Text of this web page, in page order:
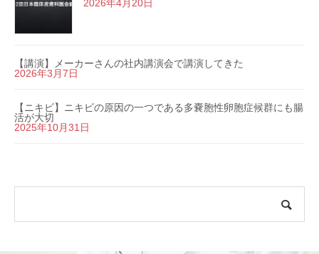
2026年4月20日
【講演】メーカーさんの社内講演会で講演してきた
2026年3月7日
【ニキビ】ニキビの原因の一つである多嚢胞性卵胞症候群にも腸
活が大切
2025年10月31日